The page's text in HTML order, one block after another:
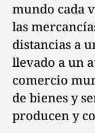
mundo cada
las
distancias a
llevado a un
comercio
de bienes y
producen y